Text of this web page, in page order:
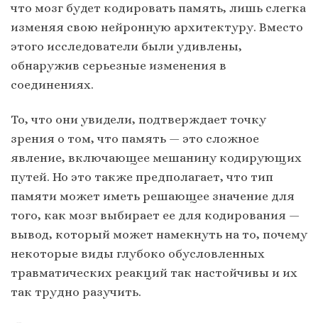
что мозг будет кодировать память, лишь слегка
изменяя свою нейронную архитектуру. Вместо
этого исследователи были удивлены,
обнаружив серьезные изменения в
соединениях.
То, что они увидели, подтверждает точку
зрения о том, что память — это сложное
явление, включающее мешанину кодирующих
путей. Но это также предполагает, что тип
памяти может иметь решающее значение для
того, как мозг выбирает ее для кодирования —
вывод, который может намекнуть на то, почему
некоторые виды глубоко обусловленных
травматических реакций так настойчивы и их
так трудно разучить.